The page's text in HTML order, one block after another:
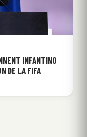
INFANTINO
DE LA FIFA